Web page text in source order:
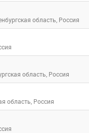
область, Россия
область, Россия
область, Россия